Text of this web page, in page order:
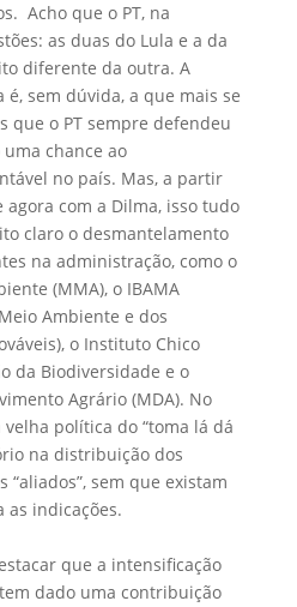
Acho que o PT, na
as duas do Lula e a da
diferente da outra. A
sem dúvida, a que mais se
que o PT sempre defendeu
chance ao
no país. Mas, a partir
com a Dilma, isso tudo
claro o desmantelamento
na administração, como o
(MMA), o IBAMA
Ambiente e dos
o Instituto Chico
da Biodiversidade e o
Agrário (MDA). No
política do “toma lá dá
na distribuição dos
sem que existam
indicações.
que a intensificação
dado uma contribuição